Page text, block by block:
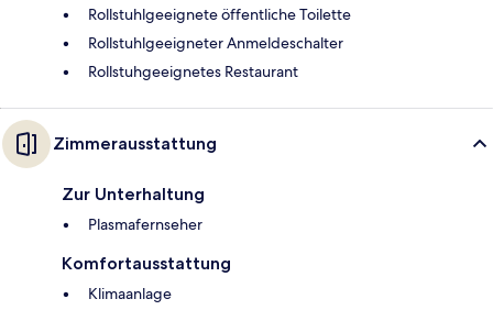
Rollstuhlgeeignete öffentliche Toilette
Rollstuhlgeeigneter Anmeldeschalter
Rollstuhgeeignetes Restaurant
Zimmerausstattung
Zur Unterhaltung
Plasmafernseher
Komfortausstattung
Klimaanlage